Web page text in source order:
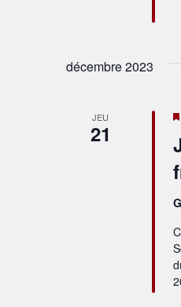
décembre 2023
JEU
21